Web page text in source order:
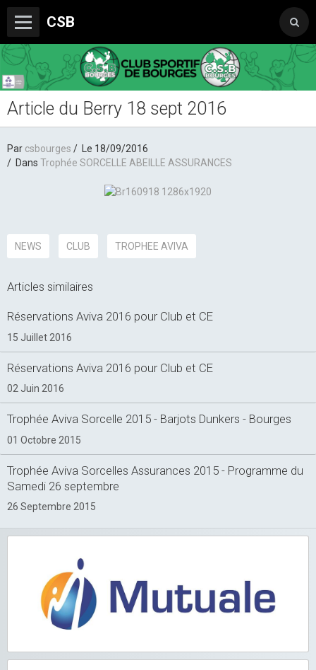
CSB
Le Club
Trophée Sorcelle Abeille Assurances
Vidéos
Article du Berry 18 sept 2016
Par csbourges
Le 18/09/2016
Dans Trophée SORCELLE ABEILLE ASSURANCES
NEWS CLUB TROPHEE AVIVA
Articles similaires
Réservations Aviva 2016 pour Club et CE
15 Juillet 2016
Réservations Aviva 2016 pour Club et CE
02 Juin 2016
Trophée Aviva Sorcelle 2015 - Barjots Dunkers - Bourges
01 Octobre 2015
Trophée Aviva Sorcelles Assurances 2015 - Programme du
Samedi 26 septembre
26 Septembre 2015